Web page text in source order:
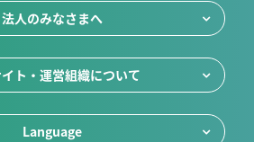
法人のみなさまへ
ト・運営組織について
Language